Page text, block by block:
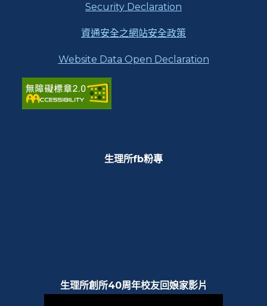
Security Declaration
資通安全之網站安全政策
Website Data Open Declaration
生理所fb粉專
生理所創所40周年校友回娘家影片